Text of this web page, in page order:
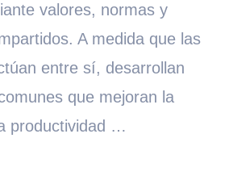
valores, normas y
A medida que las
entre sí, desarrollan
que mejoran la
productividad …